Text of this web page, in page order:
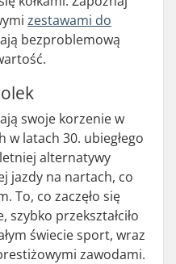
zestawami do
bezproblemową
swoje korzenie w
w latach 30. ubiegłego
alternatywy
jazdy na nartach, co
To, co zaczęło się
przekształciło
świecie sport, wraz
zawodami.